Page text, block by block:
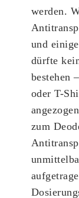
werden.
und
dürfte
bestehen
oder T-
zum